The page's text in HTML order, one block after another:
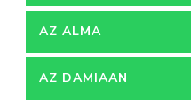
AZ ALMA
AZ DAMIAAN